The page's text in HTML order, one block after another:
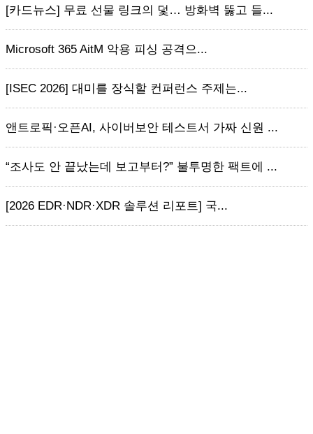
[카드뉴스] 무료 선물 링크의 덫… 방화벽 뚫고 들...
Microsoft 365 AitM 악용 피싱 공격으...
[ISEC 2026] 대미를 장식할 컨퍼런스 주제는...
앤트로픽·오픈AI, 사이버보안 테스트서 가짜 신원 ...
“조사도 안 끝났는데 보고부터?” 불투명한 팩트에 ...
[2026 EDR·NDR·XDR 솔루션 리포트] 국...